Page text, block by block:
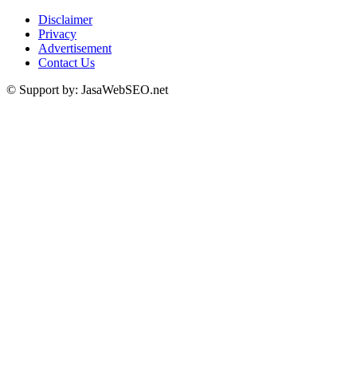
Disclaimer
Privacy
Advertisement
Contact Us
© Support by: JasaWebSEO.net